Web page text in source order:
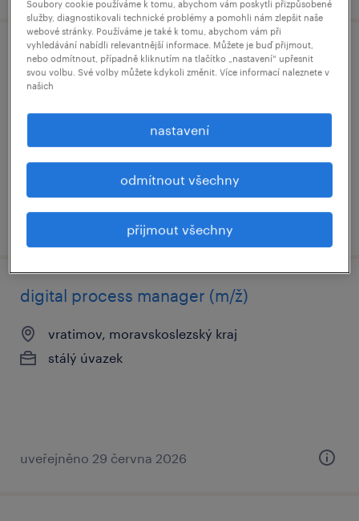
manažer správy těžké techniky a údržby
ploch
stálý úvazek
uveřejněno 28 července 2026
digital process manager (m/ž)
vratimov, moravskoslezský kraj
stálý úvazek
uveřejněno 29 června 2026
Soubory cookie používáme k tomu, abychom vám poskytli přizpůsobené
služby, diagnostikovali technické problémy a pomohli nám zlepšit naše
webové stránky. Používáme je také k tomu, abychom vám při
vyhledávání nabídli relevantnější informace. Můžete je buď přijmout,
nebo odmítnout, případně kliknutím na tlačítko „nastavení“ upřesnit
svou volbu. Své volby můžete kdykoli změnit. Více informací naleznete v
našich
nastavení
odmítnout všechny
přijmout všechny